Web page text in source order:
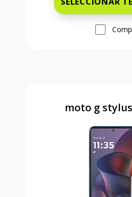
moto g